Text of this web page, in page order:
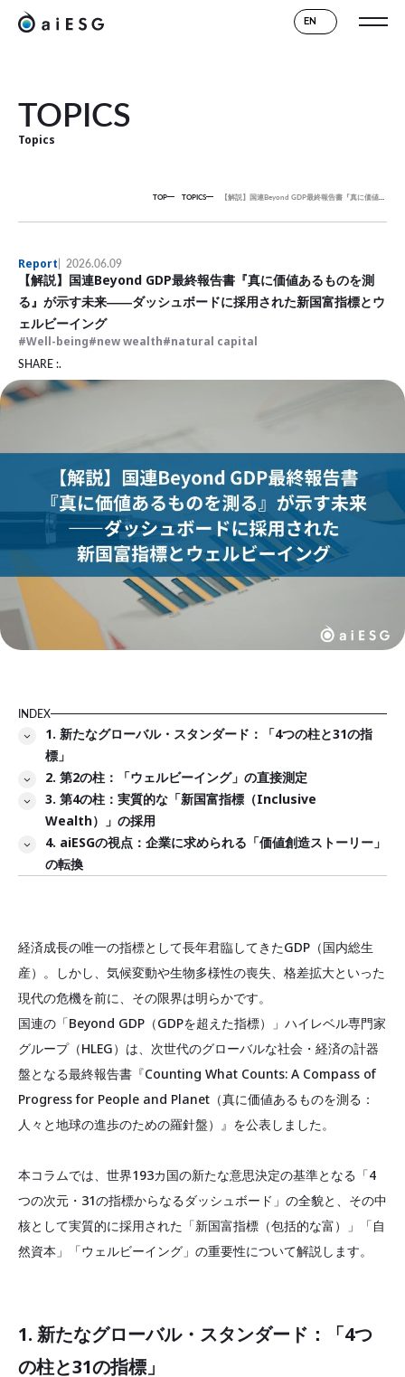
EN
TOPICS
Topics
TOP TOPICS 【解説】国連Beyond GDP最終報告書『真に価値あるものを測る』が示す未来――ダッシュボードに採用された新国富指標とウェルビーイング
Report 2026.06.09
【解説】国連Beyond GDP最終報告書『真に価値あるものを測
る』が示す未来――ダッシュボードに採用された新国富指標とウ
ェルビーイング
Well-being new wealth
natural capital
SHARE :.
INDEX
1. 新たなグローバル・スタンダード：「4つの柱と31の指
標」
2. 第2の柱：「ウェルビーイング」の直接測定
3. 第4の柱：実質的な「新国富指標（Inclusive
Wealth）」の採用
4. aiESGの視点：企業に求められる「価値創造ストーリー」
の転換
経済成長の唯一の指標として長年君臨してきたGDP（国内総生
産）。しかし、気候変動や生物多様性の喪失、格差拡大といった
現代の危機を前に、その限界は明らかです。
国連の「Beyond GDP（GDPを超えた指標）」ハイレベル専門家
グループ（HLEG）は、次世代のグローバルな社会・経済の計器
盤となる最終報告書『Counting What Counts: A Compass of
Progress for People and Planet（真に価値あるものを測る：
人々と地球の進歩のための羅針盤）』を公表しました。
本コラムでは、世界193カ国の新たな意思決定の基準となる「4
つの次元・31の指標からなるダッシュボード」の全貌と、その中
核として実質的に採用された「新国富指標（包括的な富）」「自
然資本」「ウェルビーイング」の重要性について解説します。
1. 新たなグローバル・スタンダード：「4つ
の柱と31の指標」